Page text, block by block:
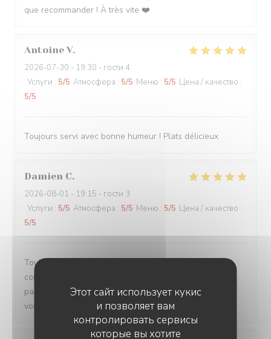
Этот сайт использует кукис
и позволяет вам
контролировать сервисы
которые вы хотите
que recommander ! À très vite ❤️
Antoine V
2026-07-30 - 19:30 - гости 4
Услуги : 5/5 Атмосфера : 5/5 Меню : 5/5 Цена / качество :
5/5
Toujours servi avec bonne humeur ! Plats délicieux
Damien C
2026-08-01 - 19:15 - гости 3
Услуги : 5/5 Атмосфера : 5/5 Меню : 5/5 Цена / качество :
5/5
Toujours un plaisir de venir dans ce restaurant qui
commence toujours par un accueil chaleureux. Tout est
parfait si service à la cuisine. Ne changez rien Merci à
vous